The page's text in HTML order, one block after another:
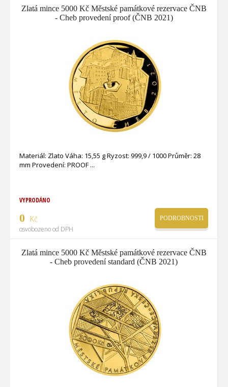
Zlatá mince 5000 Kč Městské památkové rezervace ČNB
- Cheb provedení proof (ČNB 2021)
Materiál: Zlato Váha: 15,55 g Ryzost: 999,9 / 1000 Průměr: 28
mm Provedení: PROOF
VYPRODÁNO
0 Kč
osvobozeno od DPH
PODROBNOSTI
Zlatá mince 5000 Kč Městské památkové rezervace ČNB
- Cheb provedení standard (ČNB 2021)